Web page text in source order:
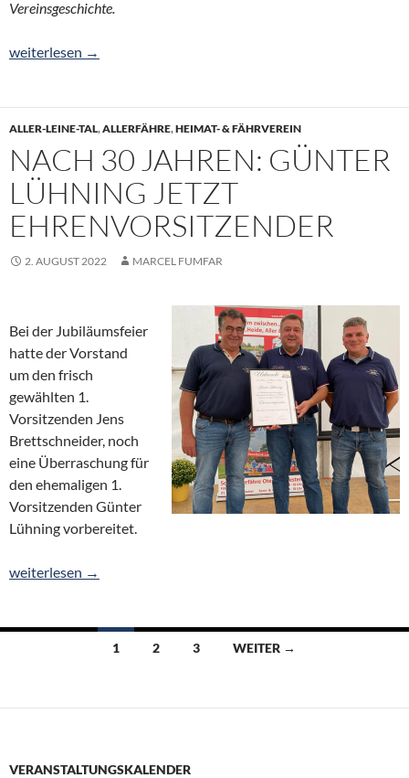
Vereinsgeschichte.
25 Jahre mit der Kraft der Sonne und des Ehrenamtes –
weiterlesen →
ALLER-LEINE-TAL,ALLERFÄHRE,HEIMAT- & FÄHRVEREIN
NACH 30 JAHREN: GÜNTER
LÜHNING JETZT
EHRENVORSITZENDER
2. AUGUST 2022 MARCEL FUMFAR
Bei der Jubiläumsfeier
hatte der Vorstand
um den frisch
gewählten 1.
Vorsitzenden Jens
Brettschneider, noch
eine Überraschung für
den ehemaligen 1.
Vorsitzenden Günter
Lühning vorbereitet.
Nach 30 Jahren: Günter Lühning jetzt Ehrenvorsitzender
weiterlesen →
Beitragsnavigation
1 2 3 WEITER →
VERANSTALTUNGSKALENDER